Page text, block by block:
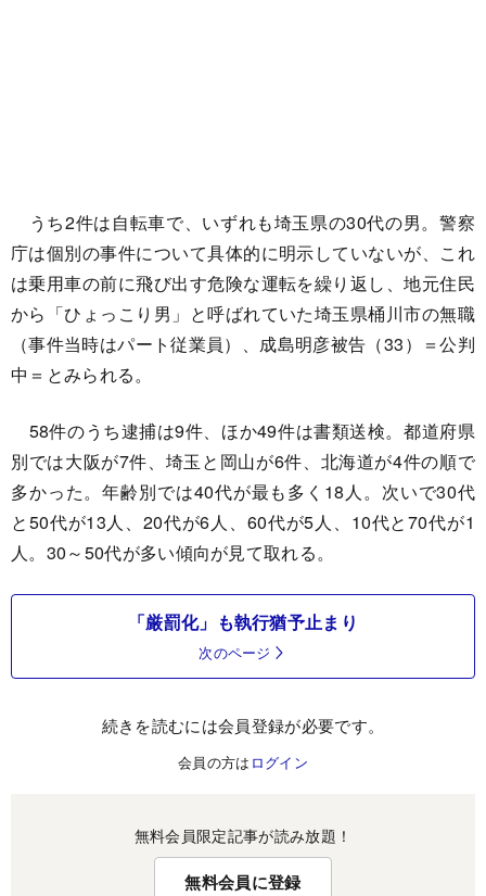
うち2件は自転車で、いずれも埼玉県の30代の男。警察
庁は個別の事件について具体的に明示していないが、これ
は乗用車の前に飛び出す危険な運転を繰り返し、地元住民
から「ひょっこり男」と呼ばれていた埼玉県桶川市の無職
（事件当時はパート従業員）、成島明彦被告（33）＝公判
中＝とみられる。
58件のうち逮捕は9件、ほか49件は書類送検。都道府県
別では大阪が7件、埼玉と岡山が6件、北海道が4件の順で
多かった。年齢別では40代が最も多く18人。次いで30代
と50代が13人、20代が6人、60代が5人、10代と70代が1
人。30～50代が多い傾向が見て取れる。
「厳罰化」も執行猶予止まり
次のページ
続きを読むには会員登録が必要です。
会員の方は ログイン
無料会員限定記事が読み放題！
無料会員に登録